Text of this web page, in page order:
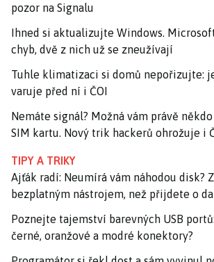
pozor na Signalu
Ihned si aktualizujte Windows.
chyb, dvě z nich už se zneužívají
Tuhle klimatizaci si domů nepořizujte:
varuje před ní i ČOI
Nemáte signál? Možná vám právě
SIM kartu. Nový trik hackerů ohrožuje i
TIPY A TRIKY
Ajťák radí: Neumírá vám náhodou disk?
bezplatným nástrojem, než přijdete o
Poznejte tajemství barevných USB
černé, oranžové a modré konektory?